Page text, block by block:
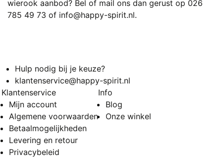
wierook aanbod? Bel of mail ons dan gerust op 026
785 49 73 of info@happy-spirit.nl.
Hulp nodig bij je keuze?
klantenservice@happy-spirit.nl
Klantenservice
Mijn account
Algemene voorwaarden
Betaalmogelijkheden
Levering en retour
Privacybeleid
Info
Blog
Onze winkel